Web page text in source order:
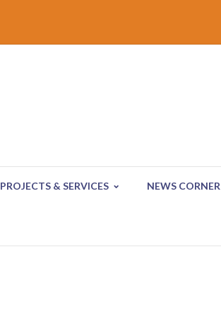
PROJECTS & SERVICES NEWS CORNER